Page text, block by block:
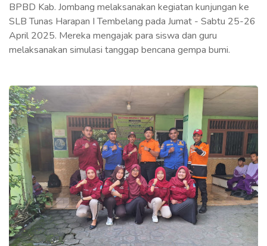
BPBD Kab. Jombang melaksanakan kegiatan kunjungan ke
SLB Tunas Harapan I Tembelang pada Jumat - Sabtu 25-26
April 2025. Mereka mengajak para siswa dan guru
melaksanakan simulasi tanggap bencana gempa bumi.